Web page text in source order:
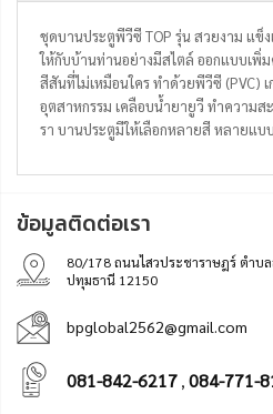
ชุดบานประตูพีวีซี TOP รุ่น สวยงาม แข็
ให้กับบ้านท่านอย่างมีสไตล์ ออกแบบเพิ่
สีสันที่ไม่เหมือนใคร ทำด้วยพีวีซี (PVC)
อุตสาหกรรม เคลือบน้ำยายูวี ทำความส
รา บานประตูมีให้เลือกหลายสี หลายแบ
ข้อมูลติดต่อเรา
80/178 ถนนไสวประชาราษฎร์ ตำบ
ปทุมธานี 12150
bpglobal2562@gmail.com
081-842-6217 , 084-771-